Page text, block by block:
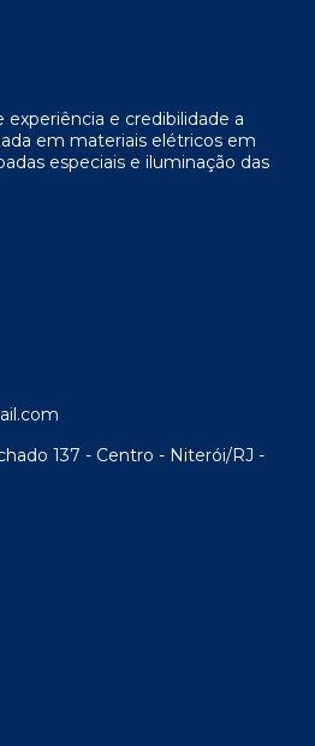
e credibilidade a
em materiais elétricos em
especiais e iluminação das
137 - Centro - Niterói/RJ -